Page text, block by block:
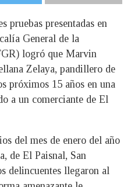
pruebas presentadas en
General de la
logró que Marvin
Zelaya, pandillero de
próximos 15 años en una
a un comerciante de El
del mes de enero del año
de El Paisnal, San
delincuentes llegaron al